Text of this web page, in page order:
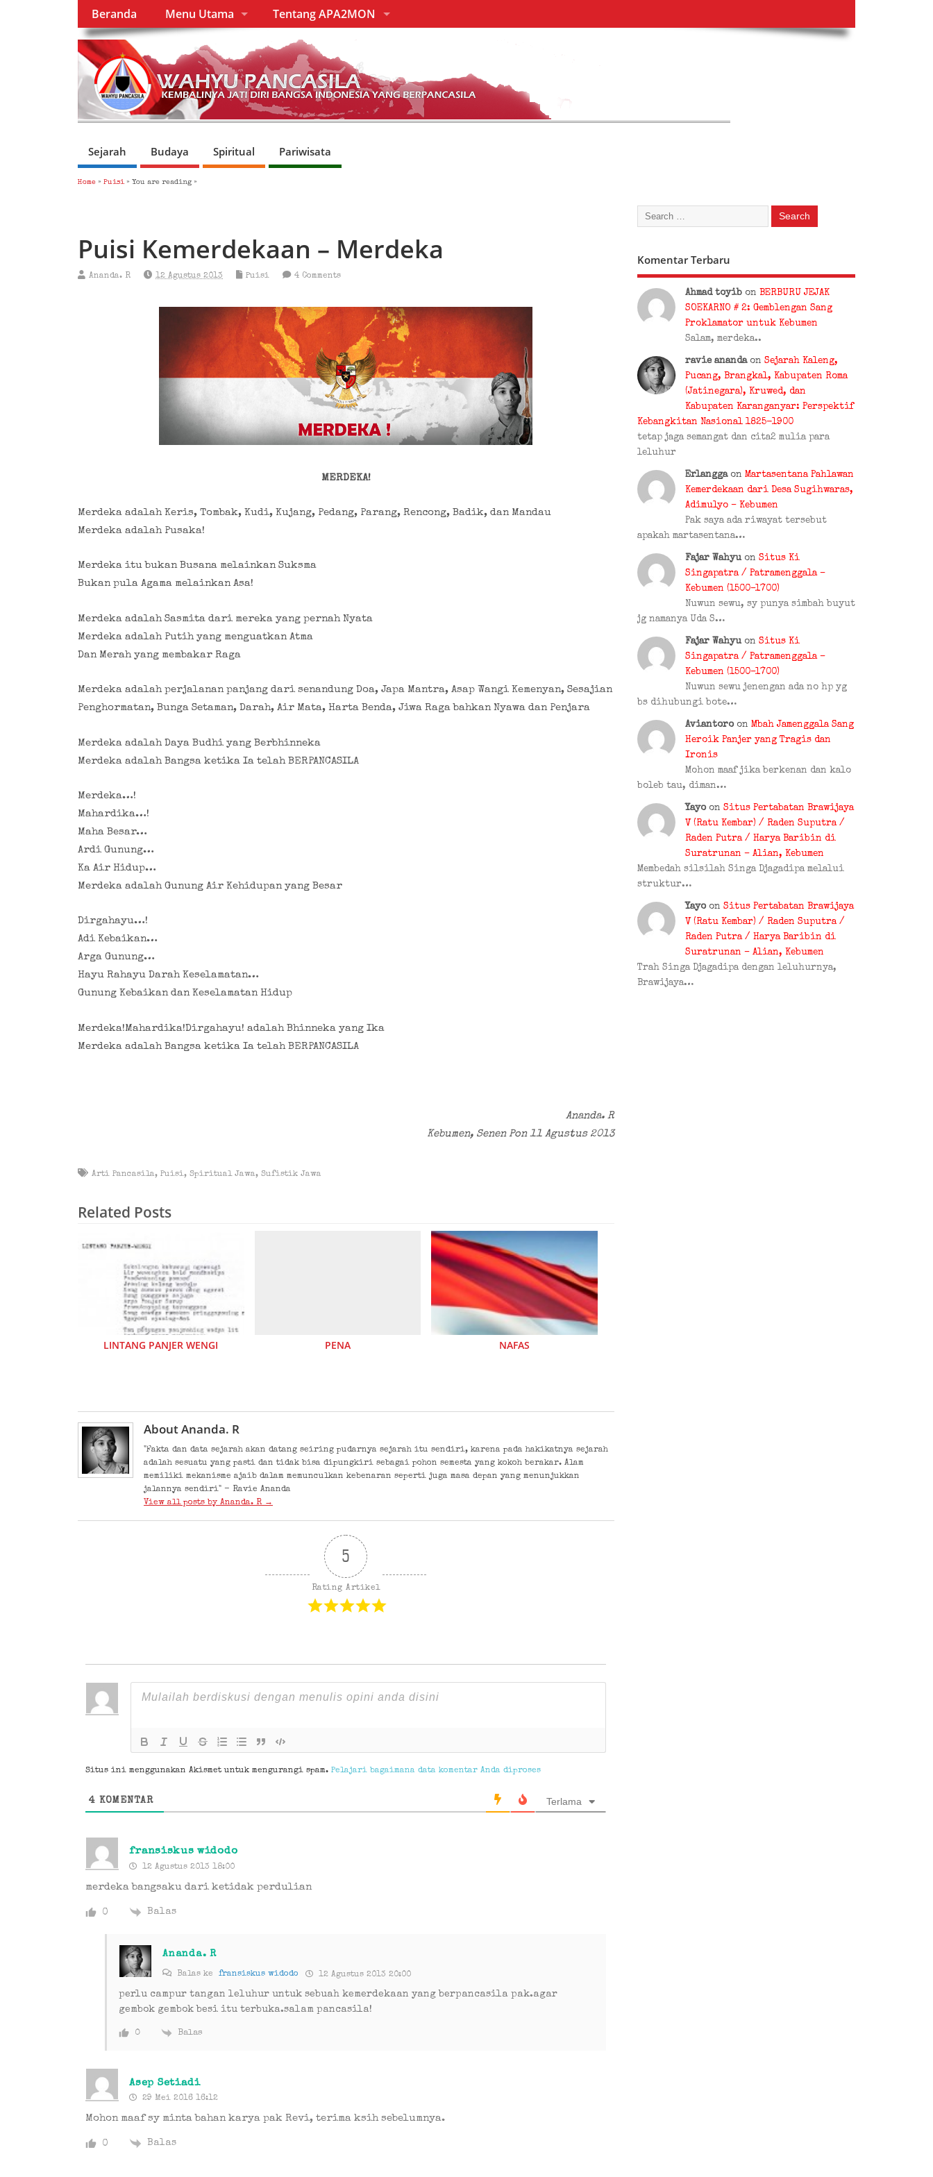
Beranda Menu Utama Tentang APA2MON
Sejarah Budaya Spiritual Pariwisata
Home » Puisi» You are reading »
Puisi Kemerdekaan – Merdeka
Ananda. R 12 Agustus 2013 Puisi 4 Comments
MERDEKA!
Merdeka adalah Keris, Tombak, Kudi, Kujang, Pedang, Parang, Rencong, Badik, dan Mandau
Merdeka adalah Pusaka!
Merdeka itu bukan Busana melainkan Suksma
Bukan pula Agama melainkan Asa!
Merdeka adalah Sasmita dari mereka yang pernah Nyata
Merdeka adalah Putih yang menguatkan Atma
Dan Merah yang membakar Raga
Merdeka adalah perjalanan panjang dari senandung Doa, Japa Mantra, Asap Wangi Kemenyan, Sesajian
Penghormatan, Bunga Setaman, Darah, Air Mata, Harta Benda, Jiwa Raga bahkan Nyawa dan Penjara
Merdeka adalah Daya Budhi yang Berbhinneka
Merdeka adalah Bangsa ketika Ia telah BERPANCASILA
Merdeka…!
Mahardika…!
Maha Besar…
Ardi Gunung…
Ka Air Hidup…
Merdeka adalah Gunung Air Kehidupan yang Besar
Dirgahayu…!
Adi Kebaikan…
Arga Gunung…
Hayu Rahayu Darah Keselamatan…
Gunung Kebaikan dan Keselamatan Hidup
Merdeka!Mahardika!Dirgahayu! adalah Bhinneka yang Ika
Merdeka adalah Bangsa ketika Ia telah BERPANCASILA
Ananda. R
Kebumen, Senen Pon 11 Agustus 2013
Arti Pancasila, Puisi, Spiritual Jawa, Sufistik Jawa
Related Posts
LINTANG PANJER WENGI PENA NAFAS
About Ananda. R
"Fakta dan data sejarah akan datang seiring pudarnya sejarah itu sendiri, karena pada hakikatnya sejarah
adalah sesuatu yang pasti dan tidak bisa dipungkiri sebagai pohon semesta yang kokoh berakar. Alam
memiliki mekanisme ajaib dalam memunculkan kebenaran seperti juga masa depan yang menunjukkan
jalannya sendiri" - Ravie Ananda
View all posts by Ananda. R →
5
Rating Artikel
Situs ini menggunakan Akismet untuk mengurangi spam.Pelajari bagaimana data komentar Anda diproses
4 KOMENTAR Terlama
fransiskus widodo
12 Agustus 2013 18:00
merdeka bangsaku dari ketidak perdulian
0 Balas
Ananda. R
Balas kefransiskus widodo 12 Agustus 2013 20:00
perlu campur tangan leluhur untuk sebuah kemerdekaan yang berpancasila pak.agar
gembok gembok besi itu terbuka.salam pancasila!
0 Balas
Asep Setiadi
29 Mei 2016 16:12
Mohon maaf sy minta bahan karya pak Revi, terima ksih sebelumnya.
0 Balas
Komentar Terbaru
Ahmad toyib on BERBURU JEJAK
SOEKARNO # 2: Gemblengan Sang
Proklamator untuk Kebumen
Salam, merdeka..
ravie ananda on Sejarah Kaleng,
Pucang, Brangkal, Kabupaten Roma
(Jatinegara), Kruwed, dan
Kabupaten Karanganyar: Perspektif
Kebangkitan Nasional 1825-1900
tetap jaga semangat dan cita2 mulia para
leluhur
Erlangga on Martasentana Pahlawan
Kemerdekaan dari Desa Sugihwaras,
Adimulyo – Kebumen
Pak saya ada riwayat tersebut
apakah martasentana…
Fajar Wahyu on Situs Ki
Singapatra / Patramenggala –
Kebumen (1500–1700)
Nuwun sewu, sy punya simbah buyut
jg namanya Uda S…
Fajar Wahyu on Situs Ki
Singapatra / Patramenggala –
Kebumen (1500–1700)
Nuwun sewu jenengan ada no hp yg
bs dihubungi bote…
Aviantoro on Mbah Jamenggala Sang
Heroik Panjer yang Tragis dan
Ironis
Mohon maaf jika berkenan dan kalo
boleb tau, diman…
Yayo on Situs Pertabatan Brawijaya
V (Ratu Kembar) / Raden Suputra /
Raden Putra / Harya Baribin di
Suratrunan – Alian, Kebumen
Membedah silsilah Singa Djagadipa melalui
struktur…
Yayo on Situs Pertabatan Brawijaya
V (Ratu Kembar) / Raden Suputra /
Raden Putra / Harya Baribin di
Suratrunan – Alian, Kebumen
Trah Singa Djagadipa dengan leluhurnya,
Brawijaya…